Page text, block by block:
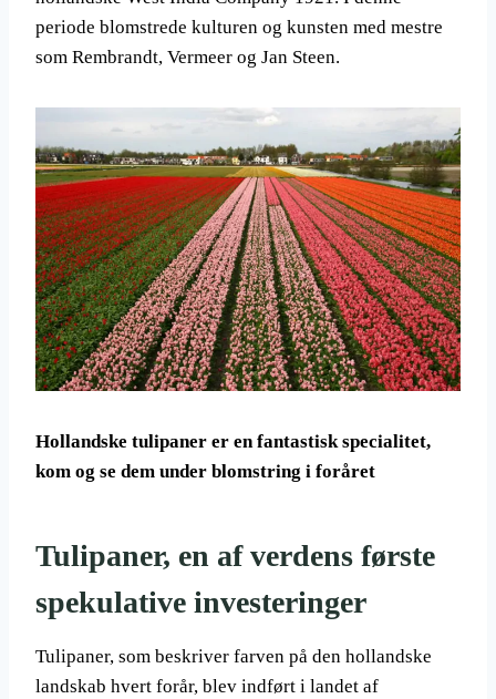
periode blomstrede kulturen og kunsten med mestre
som Rembrandt, Vermeer og Jan Steen.
Hollandske tulipaner er en fantastisk specialitet,
kom og se dem under blomstring i foråret
Tulipaner, en af verdens første
spekulative investeringer
Tulipaner, som beskriver farven på den hollandske
landskab hvert forår, blev indført i landet af